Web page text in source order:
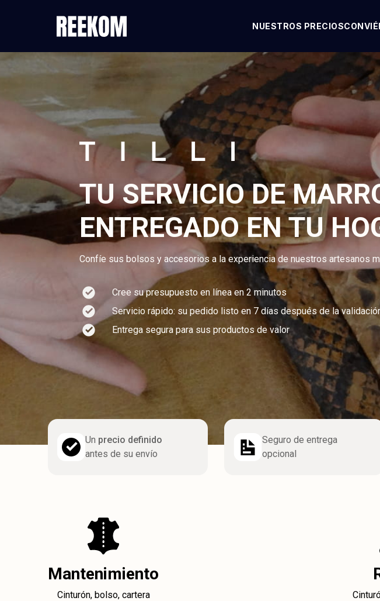
NUESTROS PRECIOS
TU SERVICIO DE
ENTREGADO EN TU
Confíe sus bolsos y accesorios a la experiencia de nuestros artesanos
Cree su presupuesto en línea en 2 minutos
Servicio rápido: su pedido listo en 7 días después de la
Entrega segura para sus productos de valor
Un precio definido
antes de su envío
Seguro de entrega
opcional
Mantenimiento
Cinturón, bolso, cartera